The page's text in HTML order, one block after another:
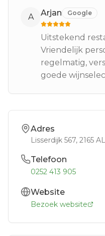
A Arjan Google
Uitstekend
Vriendelijk
regelmatig,
goede
Adres
Lisserdijk 567, 2165 AL
Telefoon
0252 413 905
Website
Bezoek website